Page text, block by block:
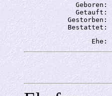
             Geboren:
             Getauft:
           Gestorben: